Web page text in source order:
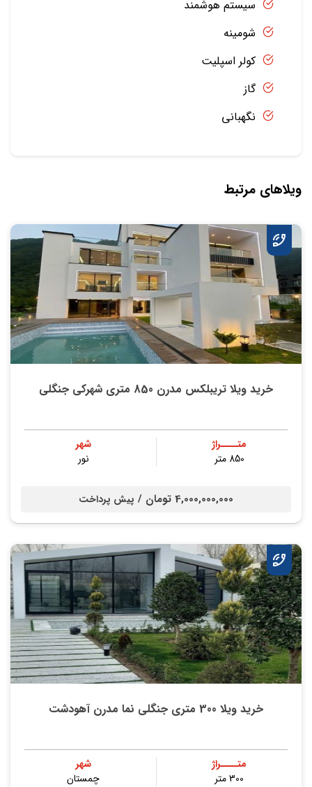
سیستم هوشمند
شومینه
کولر اسپلیت
گاز
نگهبانی
ویلاهای مرتبط
خرید ویلا تریبلکس مدرن 850 متری شهرکی جنگلی
متــــراژ
850 متر
شهر
نور
4,000,000,000 تومان / پیش پرداخت
خرید ویلا 300 متری جنگلی نما مدرن آهودشت
متــــراژ
300 متر
شهر
چمستان